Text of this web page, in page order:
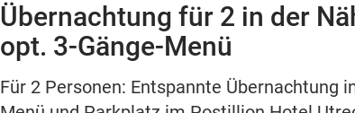
Übernachtung für 2 in der
opt. 3-Gänge-Menü
Für 2 Personen: Entspannte Übernachtung